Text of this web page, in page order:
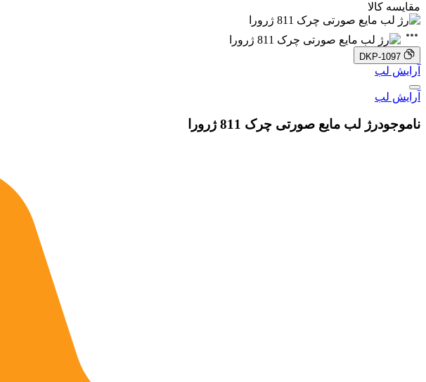
مقایسه کالا
DKP-1097
آرایش لب
آرایش لب
ناموجودرژ لب مایع صورتی چرک 811 ژرورا